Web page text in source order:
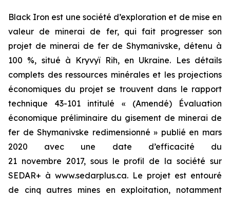
Black Iron est une société d’exploration et de mise en
valeur de minerai de fer, qui fait progresser son
projet de minerai de fer de Shymanivske, détenu à
100 %, situé à Kryvyï Rih, en Ukraine. Les détails
complets des ressources minérales et les projections
économiques du projet se trouvent dans le rapport
technique 43-101 intitulé « (Amendé) Évaluation
économique préliminaire du gisement de minerai de
fer de Shymanivske redimensionné » publié en mars
2020 avec une date d’efficacité du
21 novembre 2017, sous le profil de la société sur
SEDAR+ à www.sedarplus.ca. Le projet est entouré
de cinq autres mines en exploitation, notamment